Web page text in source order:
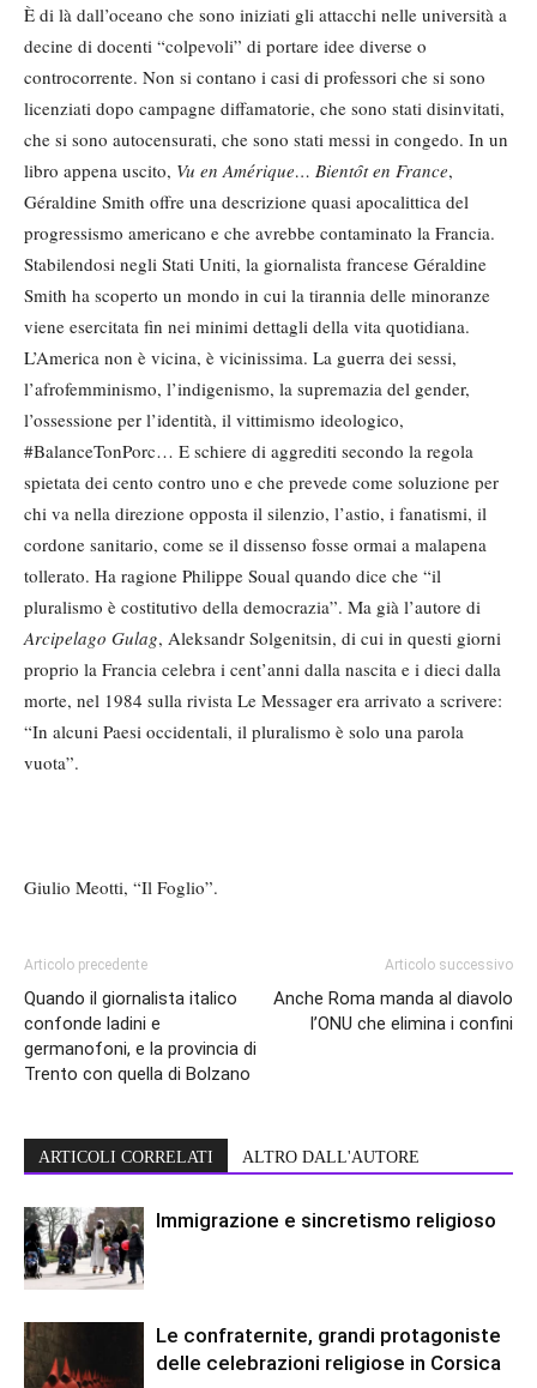
È di là dall’oceano che sono iniziati gli attacchi nelle università a
decine di docenti “colpevoli” di portare idee diverse o
controcorrente. Non si contano i casi di professori che si sono
licenziati dopo campagne diffamatorie, che sono stati disinvitati,
che si sono autocensurati, che sono stati messi in congedo. In un
libro appena uscito, Vu en Amérique… Bientȏt en France,
Géraldine Smith offre una descrizione quasi apocalittica del
progressismo americano e che avrebbe contaminato la Francia.
Stabilendosi negli Stati Uniti, la giornalista francese Géraldine
Smith ha scoperto un mondo in cui la tirannia delle minoranze
viene esercitata fin nei minimi dettagli della vita quotidiana.
L’America non è vicina, è vicinissima. La guerra dei sessi,
l’afrofemminismo, l’indigenismo, la supremazia del gender,
l’ossessione per l’identità, il vittimismo ideologico,
#BalanceTonPorc… E schiere di aggrediti secondo la regola
spietata dei cento contro uno e che prevede come soluzione per
chi va nella direzione opposta il silenzio, l’astio, i fanatismi, il
cordone sanitario, come se il dissenso fosse ormai a malapena
tollerato. Ha ragione Philippe Soual quando dice che “il
pluralismo è costitutivo della democrazia”. Ma già l’autore di
Arcipelago Gulag, Aleksandr Solgenitsin, di cui in questi giorni
proprio la Francia celebra i cent’anni dalla nascita e i dieci dalla
morte, nel 1984 sulla rivista Le Messager era arrivato a scrivere:
“In alcuni Paesi occidentali, il pluralismo è solo una parola
vuota”.
Giulio Meotti, “Il Foglio”.
Articolo precedente
Quando il giornalista italico
confonde ladini e
germanofoni, e la provincia di
Trento con quella di Bolzano
Articolo successivo
Anche Roma manda al diavolo
l’ONU che elimina i confini
ARTICOLI CORRELATI ALTRO DALL'AUTORE
Immigrazione e sincretismo religioso
Le confraternite, grandi protagoniste
delle celebrazioni religiose in Corsica